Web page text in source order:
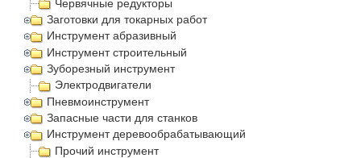
Червячные редукторы
Заготовки для токарных работ
Инструмент абразивный
Инструмент строительный
Зуборезный инструмент
Электродвигатели
Пневмоинструмент
Запасные части для станков
Инструмент деревообрабатывающий
Прочий инструмент